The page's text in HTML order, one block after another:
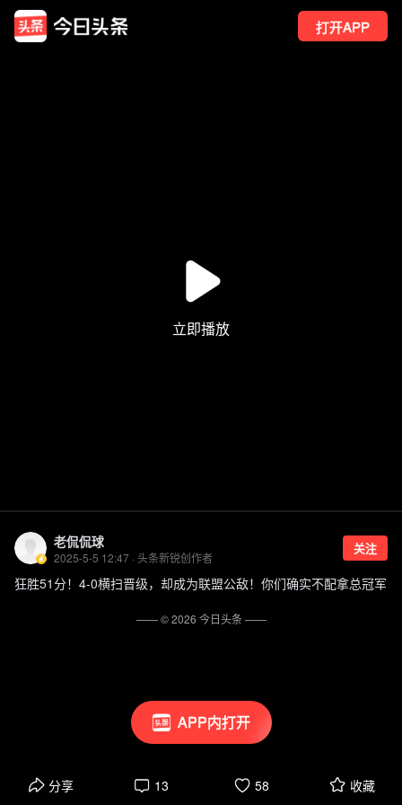
打开APP
APP内打开
老侃侃球
2025-5-5 12:47 · 头条新锐创作者
关注
狂胜51分！4-0横扫晋级，却成为联盟公敌！你们确实不配拿总冠军
分享 13 58 收藏
—— ©2026 今日头条——